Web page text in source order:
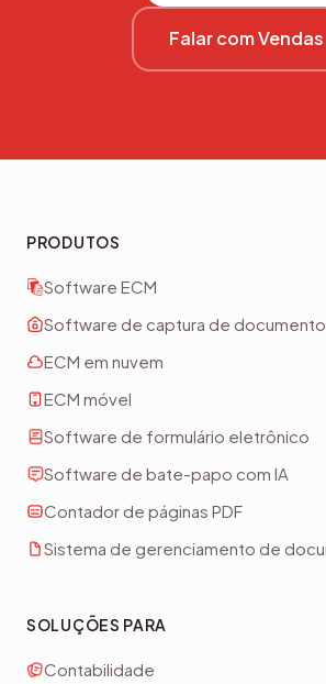
Agendar demo
Falar com Vendas
PRODUTOS
Software ECM
Software de captura de documentos
ECM em nuvem
ECM móvel
Software de formulário eletrônico
Software de bate-papo com IA
Contador de páginas PDF
SOLUÇÕES PARA